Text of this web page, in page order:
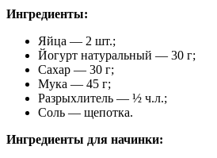
Ингредиенты:
Яйца — 2 шт.;
Йогурт натуральный — 30 г;
Сахар — 30 г;
Мука — 45 г;
Разрыхлитель — ½ ч.л.;
Соль — щепотка.
Ингредиенты для начинки: